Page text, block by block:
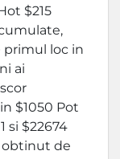
$215
primul loc in
ai
$1050 Pot
si $22674
obtinut de